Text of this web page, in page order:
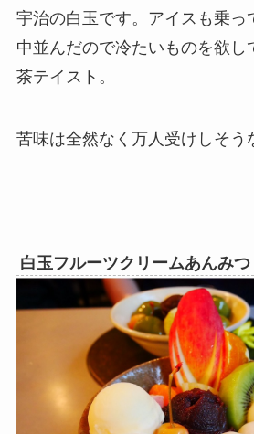
宇治の白玉です。アイスも乗っ
中並んだので冷たいものを欲し
茶テイスト。
苦味は全然なく万人受けしそう
白玉フルーツクリームあんみつ